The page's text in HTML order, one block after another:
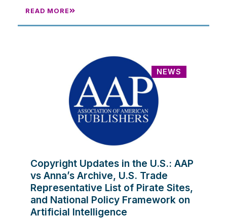
READ MORE
NEWS
Copyright Updates in the U.S.: AAP
vs Anna’s Archive, U.S. Trade
Representative List of Pirate Sites,
and National Policy Framework on
Artificial Intelligence